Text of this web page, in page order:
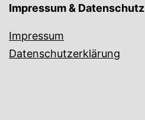
Impressum & Datenschutz
Impressum
Datenschutzerklärung